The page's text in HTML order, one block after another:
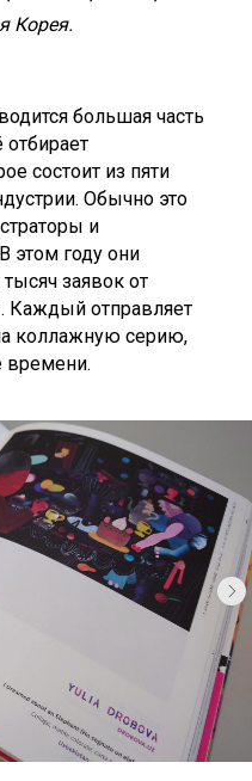
Корея.
большая часть
состоит из пяти
Обычно это
и
этом году они
заявок от
Каждый отправляет
коллажную серию,
времени.